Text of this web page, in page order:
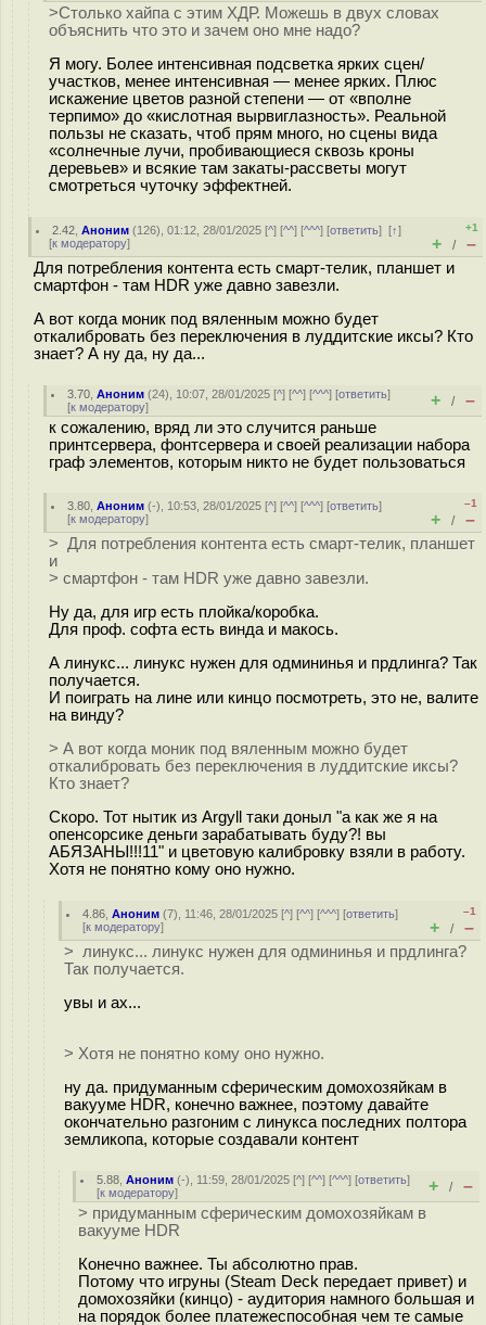
>Столько хайпа с этим ХДР. Можешь в двух словах
объяснить что это и зачем оно мне надо?
Я могу. Более интенсивная подсветка ярких сцен/
участков, менее интенсивная — менее ярких. Плюс
искажение цветов разной степени — от «вполне
терпимо» до «кислотная вырвиглазность». Реальной
пользы не сказать, чтоб прям много, но сцены вида
«солнечные лучи, пробивающиеся сквозь кроны
деревьев» и всякие там закаты-рассветы могут
смотреться чуточку эффектней.
2.42 ,Аноним (126), 01:12, 28/01/2025 [^] [^^] [^^^] [ответить][↑]
[к модератору]
+1
+ / –
Для потребления контента есть смарт-телик, планшет и
смартфон - там HDR уже давно завезли.
А вот когда моник под вяленным можно будет
откалибровать без переключения в луддитские иксы? Кто
знает? А ну да, ну да...
3.70 ,Аноним (24), 10:07, 28/01/2025 [^] [^^] [^^^] [ответить]
[к модератору] + / –
к сожалению, вряд ли это случится раньше
принтсервера, фонтсервера и своей реализации набора
граф элементов, которым никто не будет пользоваться
3.80 ,Аноним (-), 10:53, 28/01/2025 [^] [^^] [^^^] [ответить]
[к модератору]
–1
+ / –
> Для потребления контента есть смарт-телик, планшет
и
> смартфон - там HDR уже давно завезли.
Ну да, для игр есть плойка/коробка.
Для проф. софта есть винда и макось.
А линукс... линукс нужен для одмининья и прдлинга? Так
получается.
И поиграть на лине или кинцо посмотреть, это не, валите
на винду?
> А вот когда моник под вяленным можно будет
откалибровать без переключения в луддитские иксы?
Кто знает?
Скоро. Тот нытик из Argyll таки доныл "а как же я на
опенсорсике деньги зарабатывать буду?! вы
АБЯЗАНЫ!!!11" и цветовую калибровку взяли в работу.
Хотя не понятно кому оно нужно.
4.86 ,Аноним (7), 11:46, 28/01/2025 [^] [^^] [^^^] [ответить]
[к модератору]
–1
+ / –
> линукс... линукс нужен для одмининья и прдлинга?
Так получается.
увы и ах...
> Хотя не понятно кому оно нужно.
ну да. придуманным сферическим домохозяйкам в
вакууме HDR, конечно важнее, поэтому давайте
окончательно разгоним с линукса последних полтора
земликопа, которые создавали контент
5.88 ,Аноним (-), 11:59, 28/01/2025 [^] [^^] [^^^] [ответить]
[к модератору] + / –
> придуманным сферическим домохозяйкам в
вакууме HDR
Конечно важнее. Ты абсолютно прав.
Потому что игруны (Steam Deck передает привет) и
домохозяйки (кинцо) - аудитория намного большая и
на порядок более платежеспособная чем те самые